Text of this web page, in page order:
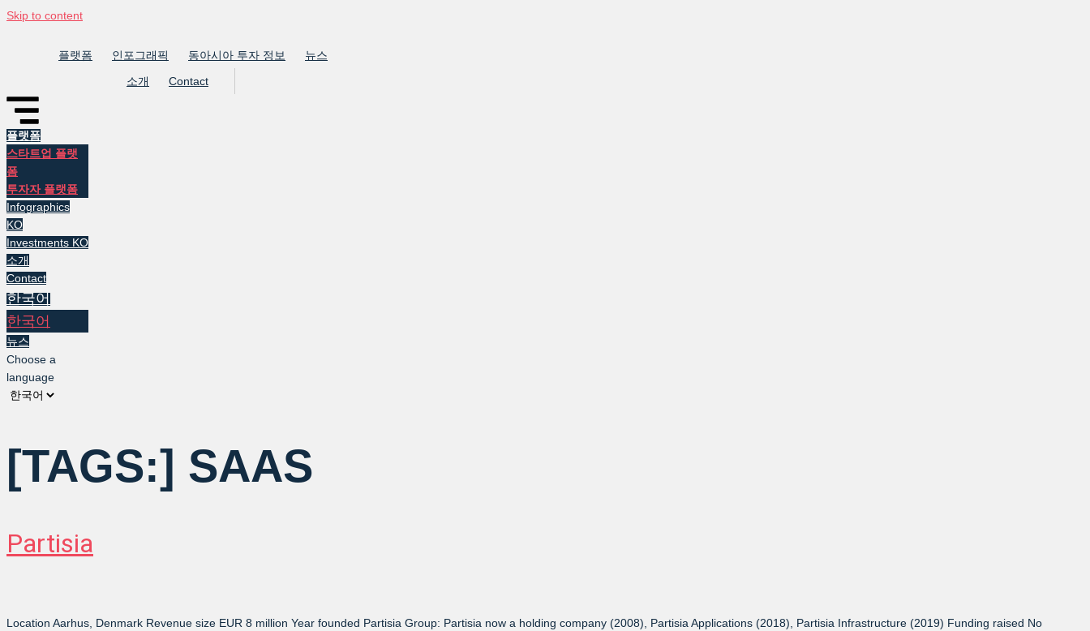
Skip to content
플랫폼 인포그래픽 동아시아 투자 정보
뉴스
소개
Contact
플랫폼
스타트업 플랫
폼
투자자 플랫폼
Infographics
KO
Investments KO
소개
Contact
한국어
한국어
뉴스
Choose a
language
[TAGS:] SAAS
Partisia
Location Aarhus, Denmark Revenue size EUR 8 million Year founded Partisia Group: Partisia now a holding company (2008), Partisia Applications (2018), Partisia Infrastructure (2019) Funding raised No